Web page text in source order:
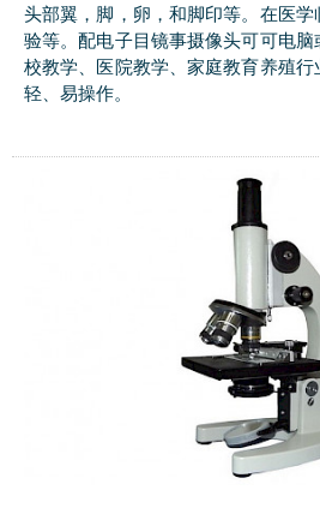
头部翼，脚，卵，和脚印等。在医
验等。配电子目镜事摄像头可可电
校教学、医院教学、家庭教育养殖
轻、易操作。